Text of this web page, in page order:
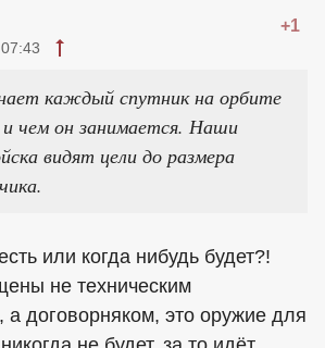
+1
каждый спутник на орбите
чем он занимается. Наши
видят цели до размера
или когда нибудь будет?!
не техническим
а договорняком, это оружие для